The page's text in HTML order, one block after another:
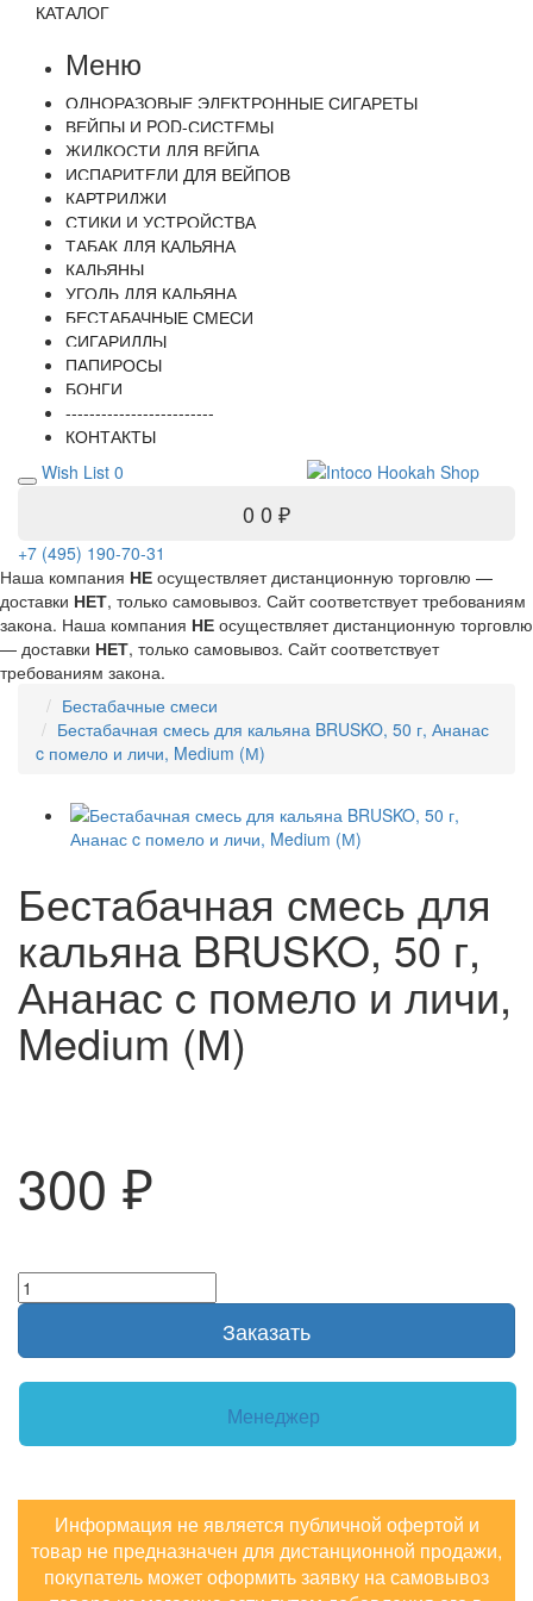
КАТАЛОГ
Меню
ОДНОРАЗОВЫЕ ЭЛЕКТРОННЫЕ СИГАРЕТЫ
ВЕЙПЫ И POD-СИСТЕМЫ
ЖИДКОСТИ ДЛЯ ВЕЙПА
ИСПАРИТЕЛИ ДЛЯ ВЕЙПОВ
КАРТРИДЖИ
СТИКИ И УСТРОЙСТВА
ТАБАК ДЛЯ КАЛЬЯНА
КАЛЬЯНЫ
УГОЛЬ ДЛЯ КАЛЬЯНА
БЕСТАБАЧНЫЕ СМЕСИ
СИГАРИЛЛЫ
ПАПИРОСЫ
БОНГИ
-------------------------
КОНТАКТЫ
Wish List 0
0 0 ₽
+7 (495) 190-70-31
Наша компания НЕ осуществляет дистанционную торговлю —
доставки НЕТ, только самовывоз. Сайт соответствует требованиям
закона. Наша компания НЕ осуществляет дистанционную торговлю
— доставки НЕТ, только самовывоз. Сайт соответствует
требованиям закона.
Бестабачные смеси
Бестабачная смесь для кальяна BRUSKO, 50 г, Ананас
c помело и личи, Medium (М)
Бестабачная смесь для
кальяна BRUSKO, 50 г,
Ананас c помело и личи,
Medium (М)
300 ₽
Заказать
Менеджер
Информация не является публичной офертой и
товар не предназначен для дистанционной продажи,
покупатель может оформить заявку на самовывоз